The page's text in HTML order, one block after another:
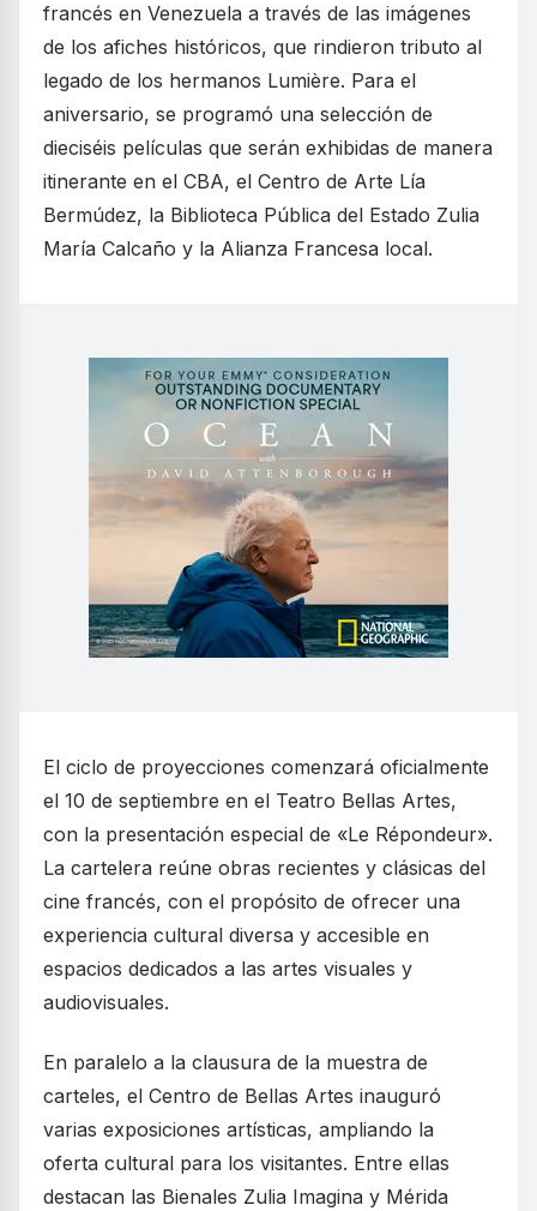
francés en Venezuela a través de las imágenes
de los afiches históricos, que rindieron tributo al
legado de los hermanos Lumière. Para el
aniversario, se programó una selección de
dieciséis películas que serán exhibidas de manera
itinerante en el CBA, el Centro de Arte Lía
Bermúdez, la Biblioteca Pública del Estado Zulia
María Calcaño y la Alianza Francesa local.
El ciclo de proyecciones comenzará oficialmente
el 10 de septiembre en el Teatro Bellas Artes,
con la presentación especial de «Le Répondeur».
La cartelera reúne obras recientes y clásicas del
cine francés, con el propósito de ofrecer una
experiencia cultural diversa y accesible en
espacios dedicados a las artes visuales y
audiovisuales.
En paralelo a la clausura de la muestra de
carteles, el Centro de Bellas Artes inauguró
varias exposiciones artísticas, ampliando la
oferta cultural para los visitantes. Entre ellas
destacan las Bienales Zulia Imagina y Mérida